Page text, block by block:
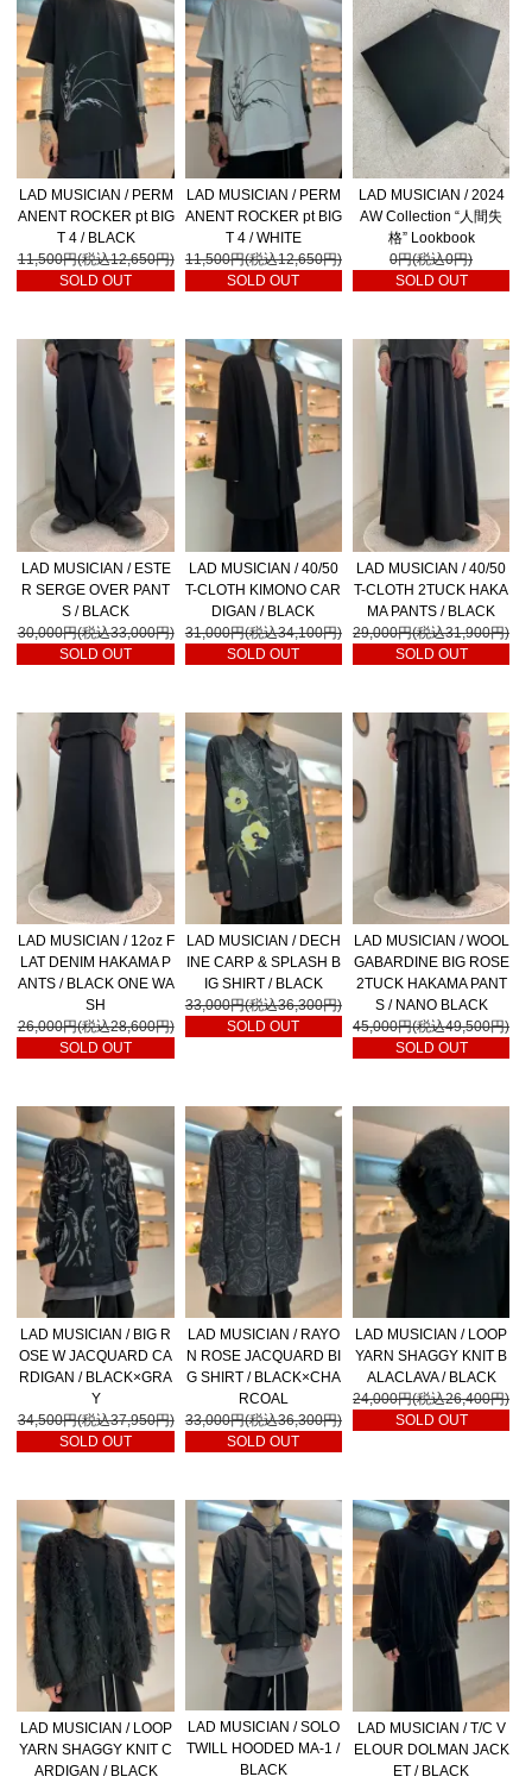
LAD MUSICIAN / PERM
ANENT ROCKER pt BIG
T 4 / BLACK
11,500円(税込12,650円)
SOLD OUT
LAD MUSICIAN / PERM
ANENT ROCKER pt BIG
T 4 / WHITE
11,500円(税込12,650円)
SOLD OUT
LAD MUSICIAN / 2024
AW Collection “人間失
格” Lookbook
0円(税込0円)
SOLD OUT
LAD MUSICIAN / ESTE
R SERGE OVER PANT
S / BLACK
30,000円(税込33,000円)
SOLD OUT
LAD MUSICIAN / 40/50
T-CLOTH KIMONO CAR
DIGAN / BLACK
31,000円(税込34,100円)
SOLD OUT
LAD MUSICIAN / 40/50
T-CLOTH 2TUCK HAKA
MA PANTS / BLACK
29,000円(税込31,900円)
SOLD OUT
LAD MUSICIAN / 12oz F
LAT DENIM HAKAMA P
ANTS / BLACK ONE WA
SH
26,000円(税込28,600円)
SOLD OUT
LAD MUSICIAN / DECH
INE CARP & SPLASH B
IG SHIRT / BLACK
33,000円(税込36,300円)
SOLD OUT
LAD MUSICIAN / WOOL
GABARDINE BIG ROSE
2TUCK HAKAMA PANT
S / NANO BLACK
45,000円(税込49,500円)
SOLD OUT
LAD MUSICIAN / BIG R
OSE W JACQUARD CA
RDIGAN / BLACK×GRA
Y
34,500円(税込37,950円)
SOLD OUT
LAD MUSICIAN / RAYO
N ROSE JACQUARD BI
G SHIRT / BLACK×CHA
RCOAL
33,000円(税込36,300円)
SOLD OUT
LAD MUSICIAN / LOOP
YARN SHAGGY KNIT B
ALACLAVA / BLACK
24,000円(税込26,400円)
SOLD OUT
LAD MUSICIAN / LOOP
YARN SHAGGY KNIT C
ARDIGAN / BLACK
LAD MUSICIAN / SOLO
TWILL HOODED MA-1 /
BLACK
LAD MUSICIAN / T/C V
ELOUR DOLMAN JACK
ET / BLACK